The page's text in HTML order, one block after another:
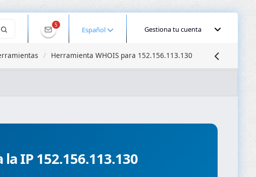
5
Español Gestiona tu cuenta
Herramienta WHOIS para 152.156.113.130
IP 152.156.113.130